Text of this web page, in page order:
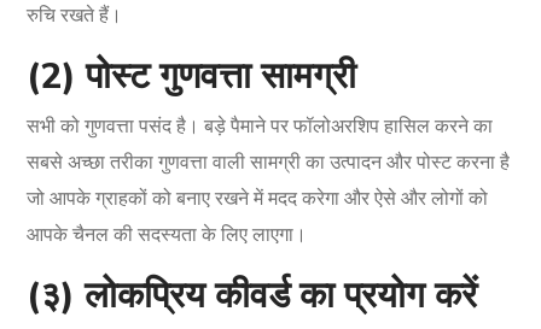
रुचि रखते हैं।
(2) पोस्ट गुणवत्ता सामग्री
सभी को गुणवत्ता पसंद है। बड़े पैमाने पर फॉलोअरशिप हासिल करने का
सबसे अच्छा तरीका गुणवत्ता वाली सामग्री का उत्पादन और पोस्ट करना है
जो आपके ग्राहकों को बनाए रखने में मदद करेगा और ऐसे और लोगों को
आपके चैनल की सदस्यता के लिए लाएगा।
(३) लोकप्रिय कीवर्ड का प्रयोग करें